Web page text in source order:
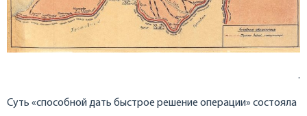
.
Суть «способной дать быстрое решение операции» состояла